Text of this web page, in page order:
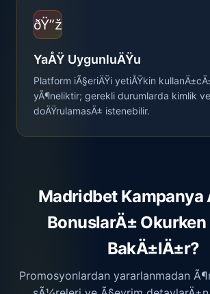
ðŸ”ž
YaÅŸ UygunluÄŸu
Platform iÃ§eriÄŸi yetiÅŸkin
yÃ¶neliktir; gerekli durumlarda kimlik
doÄŸrulamasÄ± istenebilir.
Madridbet Kampanya
BonuslarÄ± Okurken
BakÄ±lÄ±r?
Promosyonlardan yararlanmadan